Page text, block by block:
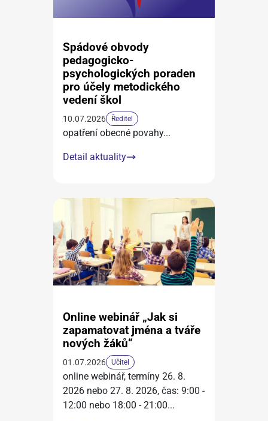
Spádové obvody
pedagogicko-
psychologických poraden
pro účely metodického
vedení škol
10.07.2026 Ředitel
opatření obecné povahy...
Detail aktuality
Online webinář „Jak si
zapamatovat jména a tváře
nových žáků“
01.07.2026 Učitel
online webinář, termíny 26. 8.
2026 nebo 27. 8. 2026, čas: 9:00 -
12:00 nebo 18:00 - 21:00...